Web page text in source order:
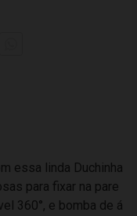
essa linda Duchinha
para fixar na pare
360°, e bomba de á